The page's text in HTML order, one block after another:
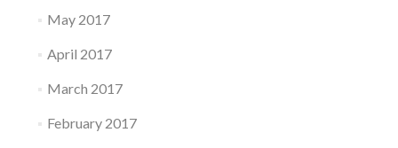
May 2017
April 2017
March 2017
February 2017